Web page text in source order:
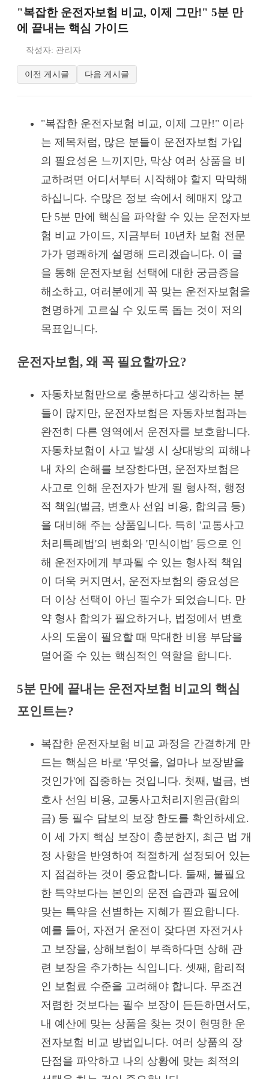
"복잡한 운전자보험 비교, 이제 그만!" 5분 만
에 끝내는 핵심 가이드
작성자: 관리자
이전 게시글 다음 게시글
"복잡한 운전자보험 비교, 이제 그만!" 이라
는 제목처럼, 많은 분들이 운전자보험 가입
의 필요성은 느끼지만, 막상 여러 상품을 비
교하려면 어디서부터 시작해야 할지 막막해
하십니다. 수많은 정보 속에서 헤매지 않고
단 5분 만에 핵심을 파악할 수 있는 운전자보
험 비교 가이드, 지금부터 10년차 보험 전문
가가 명쾌하게 설명해 드리겠습니다. 이 글
을 통해 운전자보험 선택에 대한 궁금증을
해소하고, 여러분에게 꼭 맞는 운전자보험을
현명하게 고르실 수 있도록 돕는 것이 저의
목표입니다.
운전자보험, 왜 꼭 필요할까요?
자동차보험만으로 충분하다고 생각하는 분
들이 많지만, 운전자보험은 자동차보험과는
완전히 다른 영역에서 운전자를 보호합니다.
자동차보험이 사고 발생 시 상대방의 피해나
내 차의 손해를 보장한다면, 운전자보험은
사고로 인해 운전자가 받게 될 형사적, 행정
적 책임(벌금, 변호사 선임 비용, 합의금 등)
을 대비해 주는 상품입니다. 특히 '교통사고
처리특례법'의 변화와 '민식이법' 등으로 인
해 운전자에게 부과될 수 있는 형사적 책임
이 더욱 커지면서, 운전자보험의 중요성은
더 이상 선택이 아닌 필수가 되었습니다. 만
약 형사 합의가 필요하거나, 법정에서 변호
사의 도움이 필요할 때 막대한 비용 부담을
덜어줄 수 있는 핵심적인 역할을 합니다.
5분 만에 끝내는 운전자보험 비교의 핵심
포인트는?
복잡한 운전자보험 비교 과정을 간결하게 만
드는 핵심은 바로 '무엇을, 얼마나 보장받을
것인가'에 집중하는 것입니다. 첫째, 벌금, 변
호사 선임 비용, 교통사고처리지원금(합의
금) 등 필수 담보의 보장 한도를 확인하세요.
이 세 가지 핵심 보장이 충분한지, 최근 법 개
정 사항을 반영하여 적절하게 설정되어 있는
지 점검하는 것이 중요합니다. 둘째, 불필요
한 특약보다는 본인의 운전 습관과 필요에
맞는 특약을 선별하는 지혜가 필요합니다.
예를 들어, 자전거 운전이 잦다면 자전거사
고 보장을, 상해보험이 부족하다면 상해 관
련 보장을 추가하는 식입니다. 셋째, 합리적
인 보험료 수준을 고려해야 합니다. 무조건
저렴한 것보다는 필수 보장이 든든하면서도,
내 예산에 맞는 상품을 찾는 것이 현명한 운
전자보험 비교 방법입니다. 여러 상품의 장
단점을 파악하고 나의 상황에 맞는 최적의